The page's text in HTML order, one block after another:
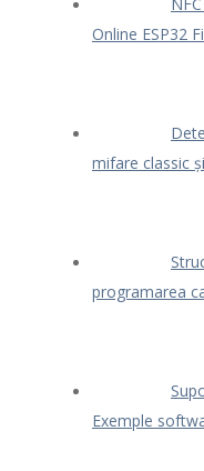
Online ESP32
mifare classic
programarea
Exemple